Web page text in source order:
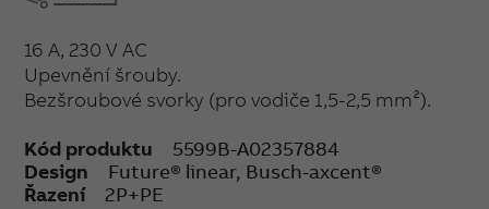
16 A, 230 V AC
Upevnění šrouby.
Bezšroubové svorky (pro vodiče 1,5-2,5 mm²).
Kód produktu
5599B-A02357884
Design
Future® linear, Busch-axcent®
Řazení
2P+PE